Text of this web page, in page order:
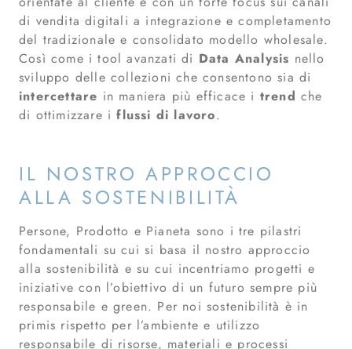
di vendita digitali a integrazione e completamento
del tradizionale e consolidato modello wholesale.
Così come i tool avanzati di Data Analysis nello
sviluppo delle collezioni che consentono sia di
intercettare in maniera più efficace i trendche
di ottimizzare i flussi di lavoro.
IL NOSTRO APPROCCIO
ALLA SOSTENIBILITÀ
Persone, Prodotto e Pianeta sono i tre pilastri
fondamentali su cui si basa il nostro approccio
alla sostenibilità e su cui incentriamo progetti e
iniziative con l’obiettivo di un futuro sempre più
responsabile e green. Per noi sostenibilità è in
primis rispetto per l’ambiente e utilizzo
responsabile di risorse, materiali e processi